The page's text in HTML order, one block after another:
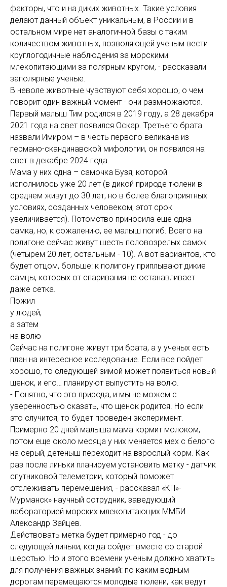
факторы, что и на диких животных. Такие условия
делают данный объект уникальным, в России и в
остальном мире нет аналогичной базы с таким
количеством животных, позволяющей ученым вести
круглогодичные наблюдения за морскими
млекопитающими за полярным кругом, - рассказали
заполярные ученые.
В неволе животные чувствуют себя хорошо, о чем
говорит один важный момент - они размножаются.
Первый малыш Тим родился в 2019 году, а 28 декабря
2021 года на свет появился Оскар. Третьего брата
назвали Имиром – в честь первого великана из
германо-скандинавской мифологии, он появился на
свет в декабре 2024 года.
Мама у них одна – самочка Бузя, которой
исполнилось уже 20 лет (в дикой природе тюлени в
среднем живут до 30 лет, но в более благоприятных
условиях, созданных человеком, этот срок
увеличивается). Потомство приносила еще одна
самка, но, к сожалению, ее малыш погиб. Всего на
полигоне сейчас живут шесть половозрелых самок
(четырем 20 лет, остальным - 10). А вот вариантов, кто
будет отцом, больше: к полигону приплывают дикие
самцы, которых от спаривания не останавливает
даже сетка.
Пожил
у людей,
а затем
на волю
Сейчас на полигоне живут три брата, а у ученых есть
план на интересное исследование. Если все пойдет
хорошо, то следующей зимой может появиться новый
щенок, и его… планируют выпустить на волю.
- Понятно, что это природа, и мы не можем с
уверенностью сказать, что щенок родится. Но если
это случится, то будет проведен эксперимент.
Примерно 20 дней малыша мама кормит молоком,
потом еще около месяца у них меняется мех с белого
на серый, детеныш переходит на взрослый корм. Как
раз после линьки планируем установить метку - датчик
спутниковой телеметрии, который поможет
отслеживать перемещения, - рассказал «КП»-
Мурманск» научный сотрудник, заведующий
лабораторией морских млекопитающих ММБИ
Александр Зайцев.
Действовать метка будет примерно год - до
следующей линьки, когда сойдет вместе со старой
шерстью. Но и этого времени ученым должно хватить
для получения важных знаний: по каким водным
дорогам перемещаются молодые тюлени, как ведут